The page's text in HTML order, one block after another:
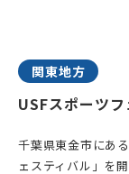
関東地方
USFスポーツ
千葉県東金市にあ
ェスティバル」を